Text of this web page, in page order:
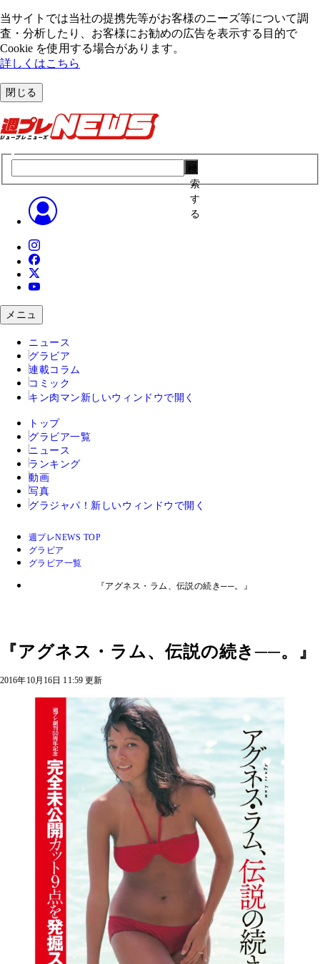
当サイトでは当社の提携先等がお客様のニーズ等について調
査・分析したり、お客様にお勧めの広告を表⽰する⽬的で
Cookie を使⽤する場合があります。
詳しくはこちら
閉じる
索
す
る
メニュ
ニュース
グラビア
連載コラム
コミック
キン肉マン 新しいウィンドウで開く
トップ
グラビア一覧
ニュース
ランキング
動画
写真
グラジャパ！ 新しいウィンドウで開く
週プレNEWS TOP
グラビア
グラビア一覧
『アグネス・ラム、伝説の続き──。』
『アグネス・ラム、伝説の続き──。』
2016年10月16日 11:59 更新